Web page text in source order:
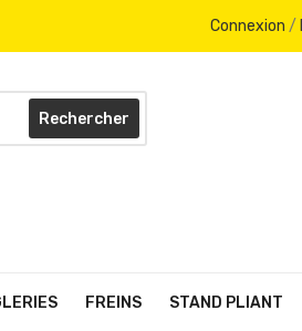
Connexion /
Rechercher
FREINS STAND PLIANT